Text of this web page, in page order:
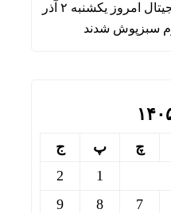
قیمت تمامی ارز‌های دیجیتال امروز یکشنبه ۲ آذر
چ پ ج
1
2
7
8
9